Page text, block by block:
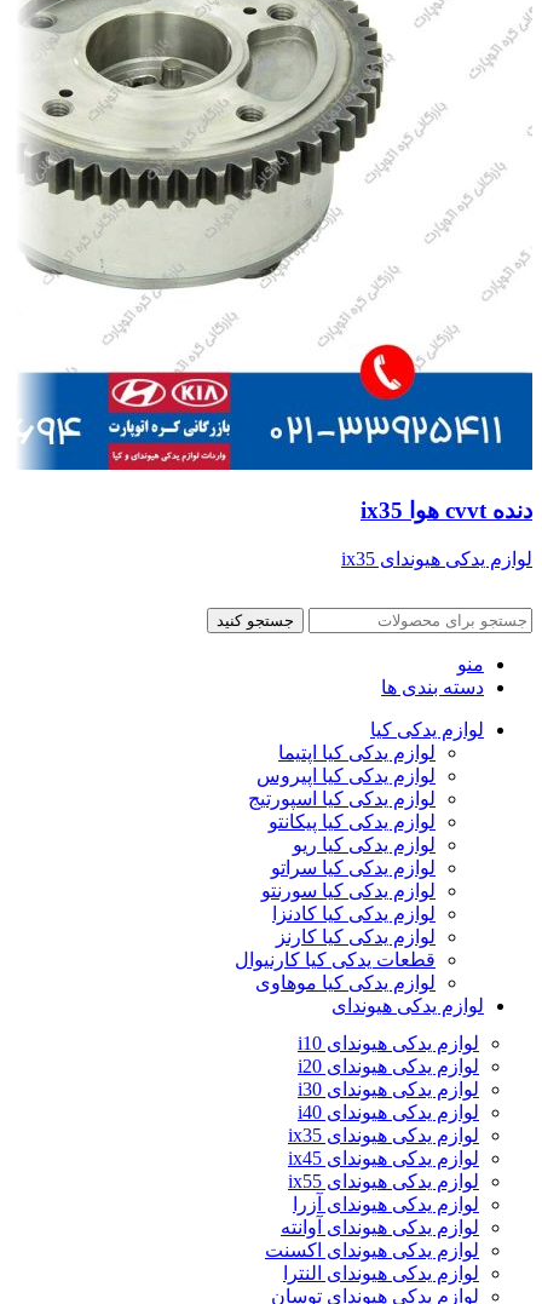
دنده cvvt هوا ix35
لوازم یدکی هیوندای ix35
جستجو کنید
منو
دسته بندی ها
لوازم یدکی کیا
لوازم یدکی کیا اپتیما
لوازم یدکی کیا اپیروس
لوازم یدکی کیا اسپورتیج
لوازم یدکی کیا پیکانتو
لوازم یدکی کیا ریو
لوازم یدکی کیا سراتو
لوازم یدکی کیا سورنتو
لوازم یدکی کیا کادنزا
لوازم یدکی کیا کارنز
قطعات یدکی کیا کارنیوال
لوازم یدکی کیا موهاوی
لوازم یدکی هیوندای
لوازم یدکی هیوندای i10
لوازم یدکی هیوندای i20
لوازم یدکی هیوندای i30
لوازم یدکی هیوندای i40
لوازم یدکی هیوندای ix35
لوازم یدکی هیوندای ix45
لوازم یدکی هیوندای ix55
لوازم یدکی هیوندای آزرا
لوازم یدکی هیوندای آوانته
لوازم یدکی هیوندای اکسنت
لوازم یدکی هیوندای النترا
لوازم یدکی هیوندای توسان